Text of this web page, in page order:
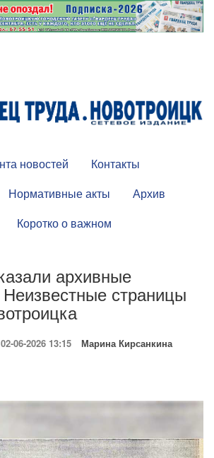
новостей
Контакты
Нормативные акты
Архив
Коротко о важном
архивные
страницы
02-06-2026 13:15 Марина Кирсанкина